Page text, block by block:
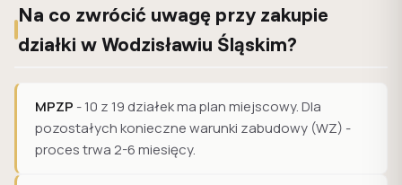
Na co zwrócić uwagę przy zakupie
działki w Wodzisławiu Śląskim?
MPZP - 10 z 19 działek ma plan miejscowy. Dla
pozostałych konieczne warunki zabudowy (WZ) -
proces trwa 2-6 miesięcy.